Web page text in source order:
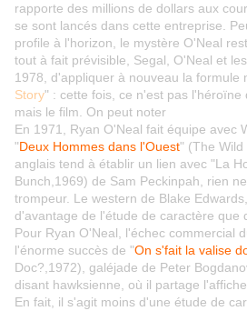
rapporte des millions de dollars aux
se sont lancés dans cette entreprise.
profile à l'horizon, le mystère O'Neal
tout à fait prévisible, Segal, O'Neal et
1978, d'appliquer à nouveau la formule
Story" : cette fois, ce n'est pas l'héroïne
mais le film. On peut noter
En 1971, Ryan O'Neal fait équipe avec
"Deux Hommes dans l'Ouest" (The Wild
anglais tend à établir un lien avec "La
Bunch,1969) de Sam Peckinpah, rien
trompeur. Le western de Blake
d'avantage de l'étude de caractère que
Pour Ryan O'Neal, l'échec commercial
l'énorme succès de "On s'fait la valise
Doc?,1972), galéjade de Peter
disant hawksienne, où il partage
En fait, il s'agit moins d'une étude de